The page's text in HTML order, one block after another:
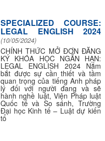
SPECIALIZED COURSE:
LEGAL ENGLISH 2024
(10/05/2024)
CHÍNH THỨC MỞ ĐƠN ĐĂNG
KÝ KHÓA HỌC NGẮN HẠN:
LEGAL ENGLISH 2024 Nắm
bắt được sự cần thiết và tầm
quan trọng của tiếng Anh pháp
lý đối với người đang và sẽ
hành nghề luật, Viện Pháp luật
Quốc tế và So sánh, Trường
Đại học Kinh tế – Luật dự kiến
tổ